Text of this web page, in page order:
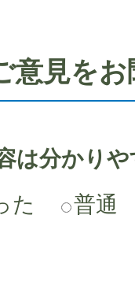
意見を
は分かり
た
普通